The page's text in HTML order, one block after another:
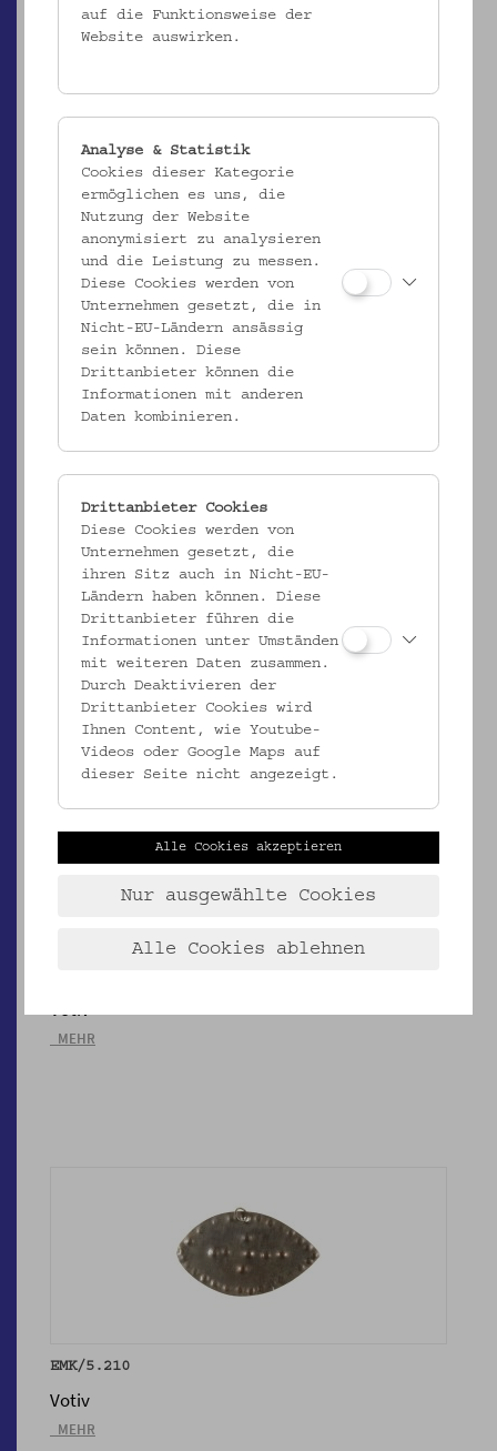
EMK/5.207
Votiv
_MEHR
Votiv
_MEHR
Votiv
_MEHR
EMK/5.210
Votiv
_MEHR
auf die Funktionsweise der
Website auswirken.
Analyse & Statistik
Cookies dieser Kategorie
ermöglichen es uns, die
Nutzung der Website
anonymisiert zu analysieren
und die Leistung zu messen.
Diese Cookies werden von
Unternehmen gesetzt, die in
Nicht-EU-Ländern ansässig
sein können. Diese
Drittanbieter können die
Informationen mit anderen
Daten kombinieren.
Drittanbieter Cookies
Diese Cookies werden von
Unternehmen gesetzt, die
ihren Sitz auch in Nicht-EU-
Ländern haben können. Diese
Drittanbieter führen die
Informationen unter Umständen
mit weiteren Daten zusammen.
Durch Deaktivieren der
Drittanbieter Cookies wird
Ihnen Content, wie Youtube-
Videos oder Google Maps auf
dieser Seite nicht angezeigt.
Alle Cookies akzeptieren
Nur ausgewählte Cookies
Alle Cookies ablehnen